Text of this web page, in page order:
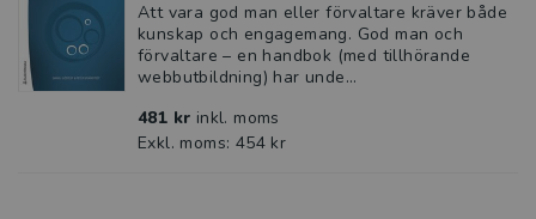
Att vara god man eller förvaltare kräver både
kunskap och engagemang. God man och
förvaltare – en handbok (med tillhörande
webbutbildning) har unde...
481 kr inkl. moms
Exkl. moms: 454 kr